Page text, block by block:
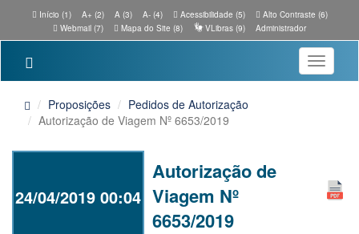
Início (1) A+ (2) A (3) A- (4) Acessibilidade (5)
Alto Contraste (6)
Webmail (7)
Mapa do Site (8) VLibras (9) Administrador
Toggle
Proposições
Pedidos de Autorização
Autorização de Viagem Nº 6653/2019
24/04/2019 00:04
Autorização de
Viagem Nº
6653/2019